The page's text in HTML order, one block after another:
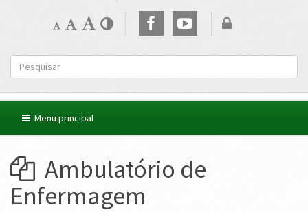
Menu principal
Ambulatório de
Enfermagem